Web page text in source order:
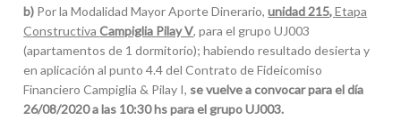
b) Por la Modalidad Mayor Aporte Dinerario,unidad 215,Etapa
ConstructivaCampiglia Pilay V, para el grupo UJ003
(apartamentos de 1 dormitorio); habiendo resultado desierta y
en aplicación al punto 4.4 del Contrato de Fideicomiso
Financiero Campiglia & Pilay I, se vuelve a convocar para el día
26/08/2020 a las 10:30 hs para el grupo UJ003.